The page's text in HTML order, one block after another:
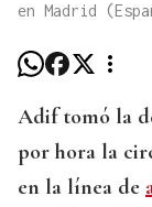
en Madrid
Adif tomó la
por hora la
en la línea de